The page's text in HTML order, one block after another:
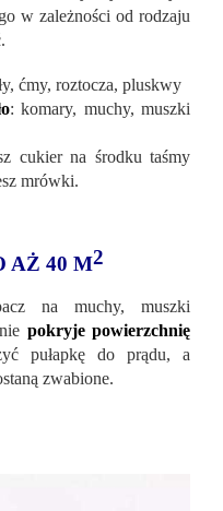
w zależności od rodzaju
ćmy, roztocza, pluskwy
: komary, muchy, muszki
cukier na środku taśmy
mrówki.
AŻ 40 M2
na muchy, muszki
pokryje powierzchnię
pułapkę do prądu, a
zwabione.